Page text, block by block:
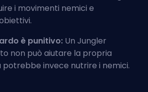
i movimenti nemici e
è punitivo: Un Jungler
non può aiutare la propria
potrebbe invece nutrire i nemici.